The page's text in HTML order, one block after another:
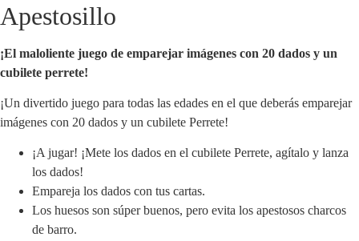
Apestosillo
¡El maloliente juego de emparejar imágenes con 20 dados y un
cubilete perrete!
¡Un divertido juego para todas las edades en el que deberás emparejar
imágenes con 20 dados y un cubilete Perrete!
¡A jugar! ¡Mete los dados en el cubilete Perrete, agítalo y lanza
los dados!
Empareja los dados con tus cartas.
Los huesos son súper buenos, pero evita los apestosos charcos
de barro.